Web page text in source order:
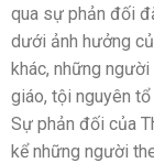
qua sự phản đối
dưới ảnh hưởng
khác, những
giáo, tội nguyên
Sự phản đối của
kể những người